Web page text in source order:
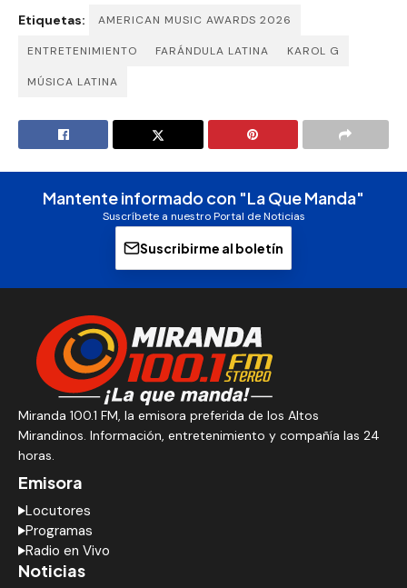
Etiquetas: AMERICAN MUSIC AWARDS 2026
ENTRETENIMIENTO FARÁNDULA LATINA KAROL G
MÚSICA LATINA
Mantente informado con "La Que Manda"
Suscríbete a nuestro Portal de Noticias
Suscribirme al boletín
Miranda 100.1 FM, la emisora preferida de los Altos
Mirandinos. Información, entretenimiento y compañía las 24
horas.
Emisora
Locutores
Programas
Radio en Vivo
Noticias